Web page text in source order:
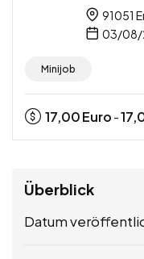
91051
03/08/
Minijob
17,00Euro -
Überblick
Datum